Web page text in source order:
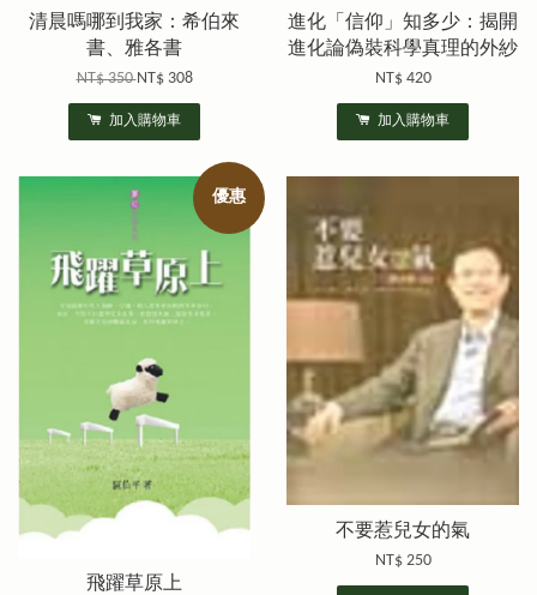
清晨嗎哪到我家：希伯來
書、雅各書
NT$ 350NT$ 308
加入購物車
進化「信仰」知多少：揭開
進化論偽裝科學真理的外紗
NT$ 420
加入購物車
優惠
飛躍草原上
不要惹兒女的氣
NT$ 250